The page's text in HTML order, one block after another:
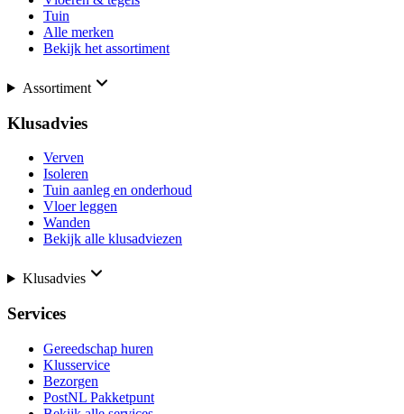
Tuin
Alle merken
Bekijk het assortiment
Assortiment
Klusadvies
Verven
Isoleren
Tuin aanleg en onderhoud
Vloer leggen
Wanden
Bekijk alle klusadviezen
Klusadvies
Services
Gereedschap huren
Klusservice
Bezorgen
PostNL Pakketpunt